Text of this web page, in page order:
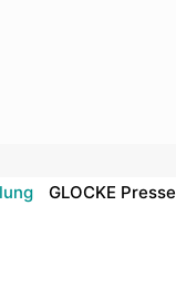
GLOCKE Presse